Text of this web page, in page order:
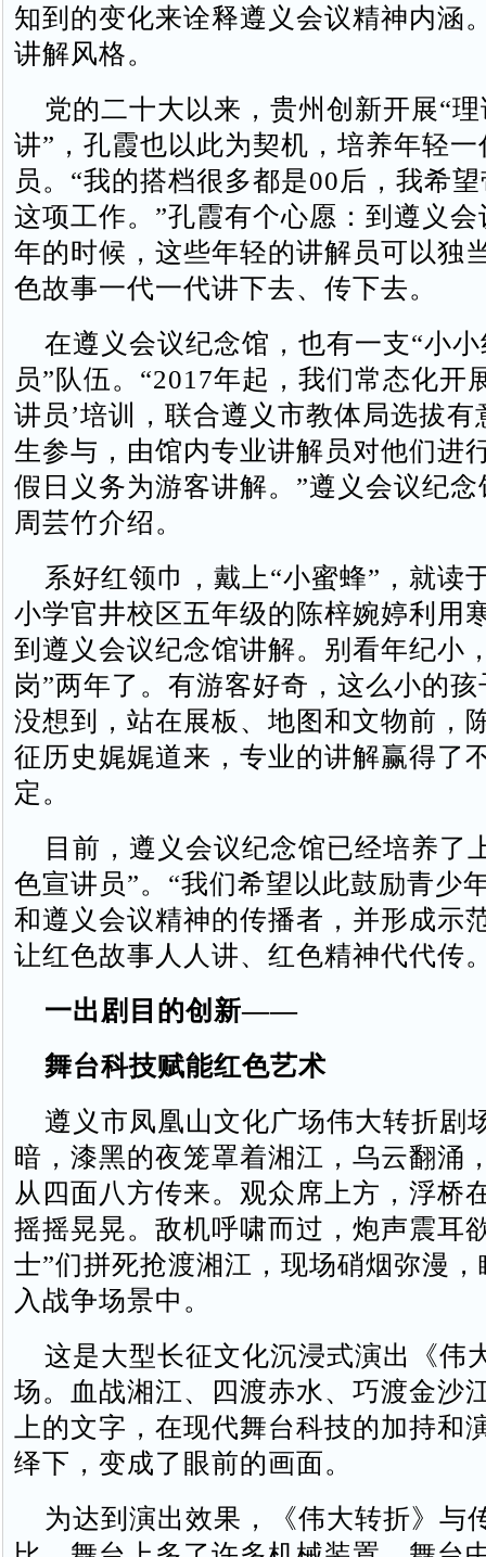
知到的变化来诠释遵义会议精神内涵
讲解风格。
党的二十大以来，贵州创新开展“理
讲”，孔霞也以此为契机，培养年轻
员。“我的搭档很多都是00后，我希
这项工作。”孔霞有个心愿：到遵义
年的时候，这些年轻的讲解员可以独
色故事一代一代讲下去、传下去。
在遵义会议纪念馆，也有一支“小小
员”队伍。“2017年起，我们常态化开
讲员’培训，联合遵义市教体局选拔有
生参与，由馆内专业讲解员对他们进
假日义务为游客讲解。”遵义会议纪
周芸竹介绍。
系好红领巾，戴上“小蜜蜂”，就读
小学官井校区五年级的陈梓婉婷利用
到遵义会议纪念馆讲解。别看年纪小
岗”两年了。有游客好奇，这么小的
没想到，站在展板、地图和文物前，
征历史娓娓道来，专业的讲解赢得了
定。
目前，遵义会议纪念馆已经培养了
色宣讲员”。“我们希望以此鼓励青少
和遵义会议精神的传播者，并形成示
让红色故事人人讲、红色精神代代传
一出剧目的创新——
舞台科技赋能红色艺术
遵义市凤凰山文化广场伟大转折剧
暗，漆黑的夜笼罩着湘江，乌云翻涌
从四面八方传来。观众席上方，浮桥
摇摇晃晃。敌机呼啸而过，炮声震耳
士”们拼死抢渡湘江，现场硝烟弥漫
入战争场景中。
这是大型长征文化沉浸式演出《伟
场。血战湘江、四渡赤水、巧渡金
上的文字，在现代舞台科技的加持和
绎下，变成了眼前的画面。
为达到演出效果，《伟大转折》与